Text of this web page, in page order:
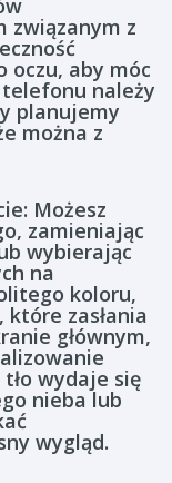
związanym z
oczu, aby móc
należy
planujemy
można z
Możesz
zamieniając
wybierając
na
koloru,
zasłania
głównym,
wydaje się
nieba lub
wygląd.